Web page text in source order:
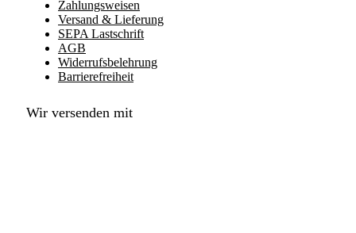
Zahlungsweisen
Versand & Lieferung
SEPA Lastschrift
AGB
Widerrufsbelehrung
Barrierefreiheit
Wir versenden mit